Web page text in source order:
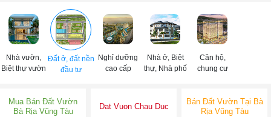
Nhà vườn,
Biệt thự vườn
Đất ở, đất nền
đầu tư
Nghỉ dưỡng
cao cấp
Nhà ở, Biệt
thự, Nhà phố
Căn hộ,
chung cư
Mua Bán Đất Vườn
Bà Rịa Vũng Tàu
Dat Vuon Chau Duc
Bán Đất Vườn Tại Bà
Rịa Vũng Tàu